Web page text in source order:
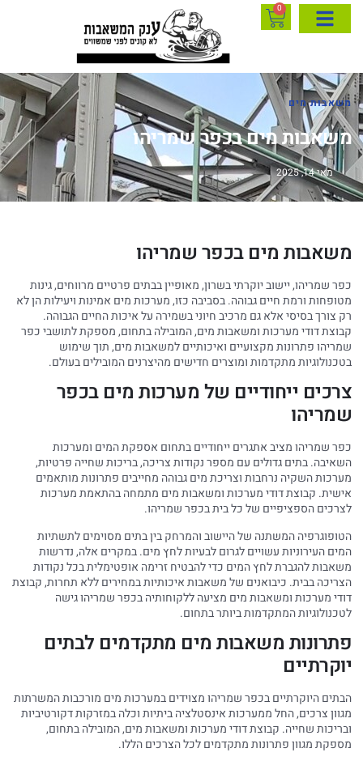
0
משאבות מים
משאבות מים בכפר שמריהו
מאי 14, 2025
משאבות מים בכפר שמריהו
כפר שמריהו, יישוב יוקרתי בשרון, מאופיין בבתים פרטיים מרווחים, גינות
מטופחות ורמת חיים גבוהה. בסביבה כזו, מערכות מים אמינות ויעילות הן לא
רק צורך בסיסי אלא גם מרכיב חיוני בשמירה על איכות החיים הגבוהה.
קבוצת דודי מערכות ומשאבות מים, המובילה בתחום, מספקת לתושבי כפר
שמריהו פתרונות מקצועיים ואיכותיים למשאבות מים, תוך שימוש
בטכנולוגיות מתקדמות ומוצרים חדישים מהיצרנים המובילים בעולם.
צרכים ייחודיים של מערכות מים בכפר
שמריהו
כפר שמריהו מציב אתגרים ייחודיים בתחום אספקת המים ומערכות
השאיבה. בתים גדולים עם מספר נקודות צריכה, בריכות שחייה פרטיות,
מערכות השקיה נרחבות וצריכת מים גבוהה מחייבים פתרונות מותאמים
אישית. קבוצת דודי מערכות ומשאבות מים מתמחה בהתאמת מערכות
לצרכים הספציפיים של כל בית בכפר שמריהו.
הטופוגרפיה המשתנה של היישוב והמרחק בין בתים מסוימים לתשתיות
המים העירוניות עשויים לגרום לבעיות לחץ מים. במקרים אלה, נדרשות
משאבות להגברת לחץ המים כדי להבטיח זרימה אופטימלית בכל נקודות
הצריכה בבית. כיבואנים של משאבות איכותיות במחירים ללא תחרות, קבוצת
דודי מערכות ומשאבות מים מציעה ללקוחותיה בכפר שמריהו גישה
לטכנולוגיות המתקדמות ביותר בתחום.
פתרונות משאבות מים מתקדמים לבתים
יוקרתיים
הבתים היוקרתיים בכפר שמריהו מצוידים במערכות מים מורכבות המשרתות
מגוון צרכים, החל ממערכות אינסטלציה ביתיות וכלה במזרקות דקורטיביות
ובריכות שחייה. קבוצת דודי מערכות ומשאבות מים, המובילה בתחום,
מספקת מגוון פתרונות מתקדמים לכל הצרכים הללו.